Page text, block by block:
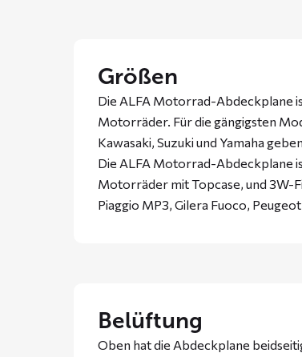
Größen
Die ALFA Motorrad-Abdeckplane
Motorräder. Für die gängigsten
Kawasaki, Suzuki und Yamaha
Die ALFA Motorrad-Abdeckplane
Motorräder mit Topcase, und
Piaggio MP3, Gilera Fuoco,
Belüftung
Oben hat die Abdeckplane